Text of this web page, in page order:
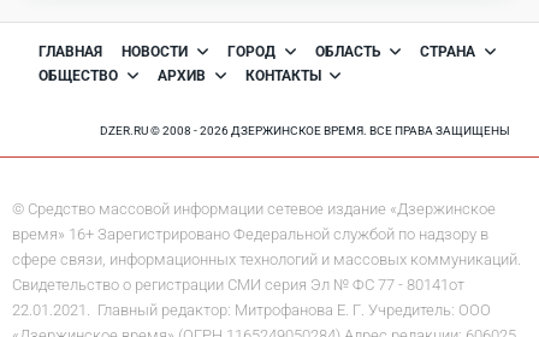
ГЛАВНАЯ НОВОСТИ ГОРОД ОБЛАСТЬ
СТРАНА
ОБЩЕСТВО
АРХИВ КОНТАКТЫ
DZER.RU © 2008 - 2026 ДЗЕРЖИНСКОЕ ВРЕМЯ. ВСЕ ПРАВА ЗАЩИЩЕНЫ
© Средство массовой информации сетевое издание «Дзержинское
время» 16+ Зарегистрировано Федеральной службой по надзору в
сфере связи, информационных технологий и массовых коммуникаций.
Свидетельство о регистрации СМИ серия Эл № ФС 77 - 80141от
22.01.2021. Главный редактор: Митрофанова Е. Г. Учредитель: ООО